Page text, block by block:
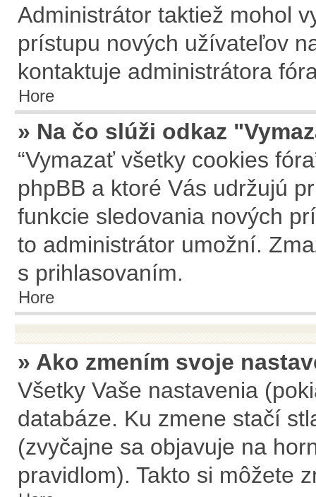
Administrátor taktiež mohol
prístupu nových užívateľov
kontaktuje administrátora
Hore
» Na čo slúži odkaz
“Vymazať všetky cookies
phpBB a ktoré Vás udržujú
funkcie sledovania nových
to administrátor umožní.
s prihlasovaním.
Hore
» Ako zmením svoje
Všetky Vaše nastavenia
databáze. Ku zmene stačí
(zvyčajne sa objavuje na
pravidlom). Takto si môžete